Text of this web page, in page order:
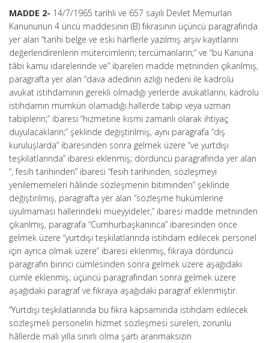
MADDE 2- 14/7/1965 tarihli ve 657 sayılı Devlet Memurları
Kanununun 4 üncü maddesinin (B) fıkrasının üçüncü paragrafında
yer alan “tarihi belge ve eski harflerle yazılmış arşiv kayıtlarını
değerlendirenlerin mütercimlerin; tercümanların;” ve “bu Kanuna
tâbi kamu idarelerinde ve” ibareleri madde metninden çıkarılmış,
paragrafta yer alan “dava adedinin azlığı nedeni ile kadrolu
avukat istihdamının gerekli olmadığı yerlerde avukatlarını, kadrolu
istihdamın mümkün olamadığı hallerde tabip veya uzman
tabiplerin;” ibaresi “hizmetine kısmi zamanlı olarak ihtiyaç
duyulacakların;” şeklinde değiştirilmiş, aynı paragrafa “dış
kuruluşlarda” ibaresinden sonra gelmek üzere “ve yurtdışı
teşkilatlarında” ibaresi eklenmiş; dördüncü paragrafında yer alan
“, fesih tarihinden” ibaresi “fesih tarihinden, sözleşmeyi
yenilememeleri hâlinde sözleşmenin bitiminden” şeklinde
değiştirilmiş, paragrafta yer alan “sözleşme hükümlerine
uyulmaması hallerindeki müeyyideler,” ibaresi madde metninden
çıkarılmış, paragrafa “Cumhurbaşkanınca” ibaresinden önce
gelmek üzere “yurtdışı teşkilatlarında istihdam edilecek personel
için ayrıca olmak üzere” ibaresi eklenmiş, fıkraya dördüncü
paragrafın birinci cümlesinden sonra gelmek üzere aşağıdaki
cümle eklenmiş; üçüncü paragrafından sonra gelmek üzere
aşağıdaki paragraf ve fıkraya aşağıdaki paragraf eklenmiştir.
“Yurtdışı teşkilatlarında bu fıkra kapsamında istihdam edilecek
sözleşmeli personelin hizmet sözleşmesi süreleri, zorunlu
hâllerde mali yılla sınırlı olma şartı aranmaksızın